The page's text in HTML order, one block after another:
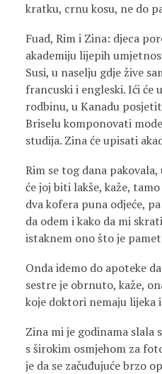
kratku, crnu kosu, ne do
Fuad, Rim i Zina: djeca
akademiju lijepih
Susi, u naselju gdje žive
francuski i engleski. Ići
rodbinu, u Kanadu
Briselu komponovati
studija. Zina će upisati
Rim se tog dana
će joj biti lakše, kaže,
dva kofera puna odjeće,
da odem i kako da mi
istaknem ono što je
Onda idemo do apoteke
sestre je obrnuto, kaže,
koje doktori nemaju lijeka
Zina mi je godinama slala
s širokim osmjehom za
je da se začuđujuće brzo